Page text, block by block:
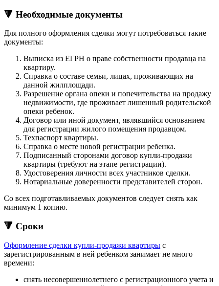
🔻 Необходимые документы
Для полного оформления сделки могут потребоваться такие
документы:
Выписка из ЕГРН о праве собственности продавца на
квартиру.
Справка о составе семьи, лицах, проживающих на
данной жилплощади.
Разрешение органа опеки и попечительства на продажу
недвижимости, где проживает лишенный родительской
опеки ребенок.
Договор или иной документ, являвшийся основанием
для регистрации жилого помещения продавцом.
Техпаспорт квартиры.
Справка о месте новой регистрации ребенка.
Подписанный сторонами договор купли-продажи
квартиры (требуют на этапе регистрации).
Удостоверения личности всех участников сделки.
Нотариальные доверенности представителей сторон.
Со всех подготавливаемых документов следует снять как
минимум 1 копию.
🔻 Сроки
Оформление сделки купли-продажи квартиры с
зарегистрированным в ней ребенком занимает не много
времени:
снять несовершеннолетнего с регистрационного учета и